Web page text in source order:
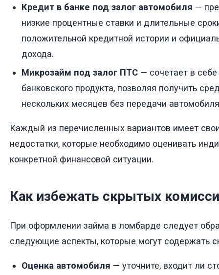
Кредит в банке под залог автомобиля —
низкие процентные ставки и длительные
положительной кредитной истории и
дохода.
Микрозайм под залог ПТС — сочетает в
банковского продукта, позволяя получить
нескольких месяцев без передачи
Каждый из перечисленных вариантов имеет
недостатки, которые необходимо оценивать
конкретной финансовой ситуации.
Как избежать скрытых
При оформлении займа в ломбарде следует
следующие аспекты, которые могут содержать
Оценка автомобиля — уточните, входит ли